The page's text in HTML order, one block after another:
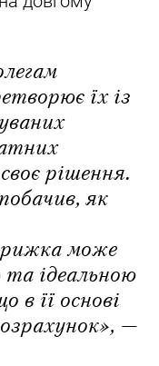
їх із
рішення.
як
може
ідеальною
в її основі
—